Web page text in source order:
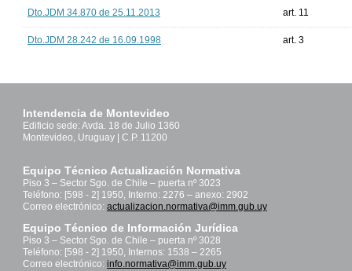
Dto.JDM 34.870 de 25.11.2013 art. 11
Dto.JDM 28.242 de 16.09.1998 art. 3
Intendencia de Montevideo
Edificio sede: Avda. 18 de Julio 1360
Montevideo, Uruguay | C.P. 11200
Equipo Técnico Actualización Normativa
Piso 3 – Sector Sgo. de Chile – puerta nº 3023
Teléfono: [598 - 2] 1950, Interno: 2276 – anexo: 2902
Correo electrónico: actualizacion.normativa@imm.gub.uy
Equipo Técnico de Información Jurídica
Piso 3 – Sector Sgo. de Chile – puerta nº 3028
Teléfono: [598 - 2] 1950, Internos: 1538 – 2265
Correo electrónico: info.normativa@imm.gub.uy